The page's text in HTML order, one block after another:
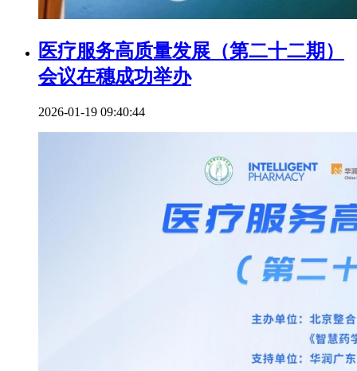
医疗服务高质量发展（第二十二期）
会议在穗成功举办
2026-01-19 09:40:44